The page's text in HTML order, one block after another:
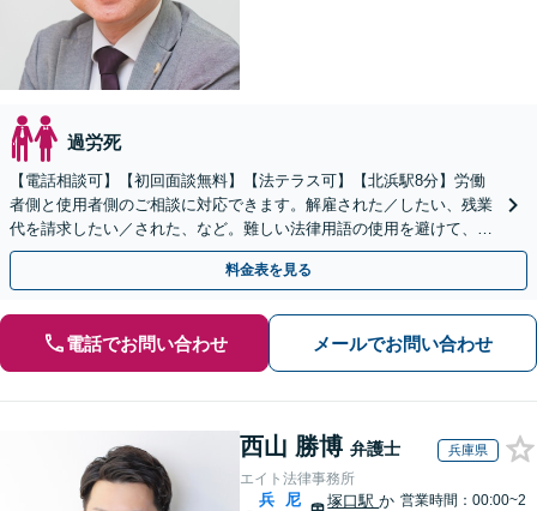
過労死
【電話相談可】【初回面談無料】【法テラス可】【北浜駅8分】労働
者側と使用者側のご相談に対応できます。解雇された／したい、残業
代を請求したい／された、など。難しい法律用語の使用を避けて、分
かりやすいご説明を心がけています
料金表を見る
電話でお問い合わせ メールでお問い合わせ
西山 勝博 弁護士 兵庫県
エイト法律事務所
兵
尼
塚口駅か 営業時間：00:00~2